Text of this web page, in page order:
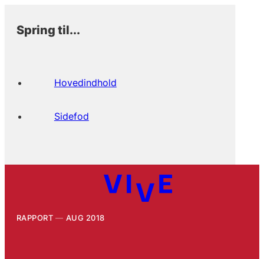
Spring til...
Hovedindhold
Sidefod
RAPPORT AUG 2018